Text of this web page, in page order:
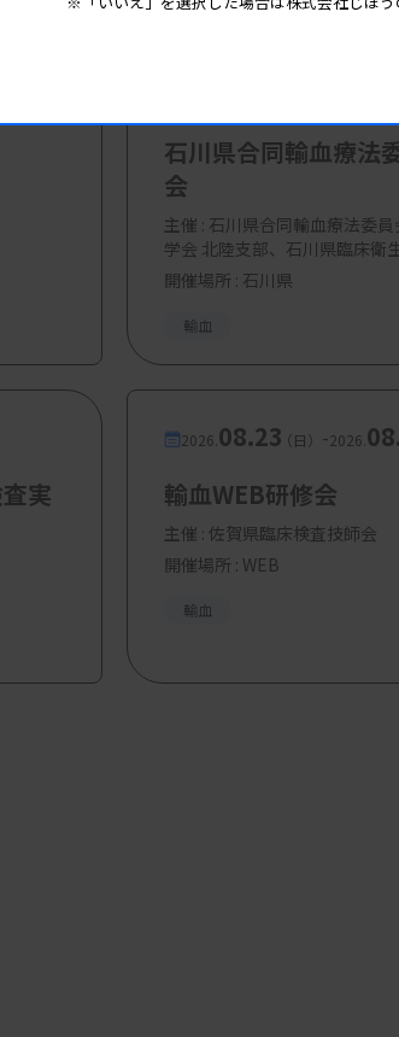
石川県合同輸血療
会
主催 : 石川県合同輸血療法委
学会 北陸支部、石川県臨床衛
開催場所 : 石川県
輸血
実
2026. 08.23（日） -2026.
輸血WEB研修会
主催 : 佐賀県臨床検査技師会
開催場所 : WEB
輸血